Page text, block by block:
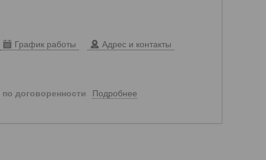
График работы Адрес и контакты
по договоренности Подробнее